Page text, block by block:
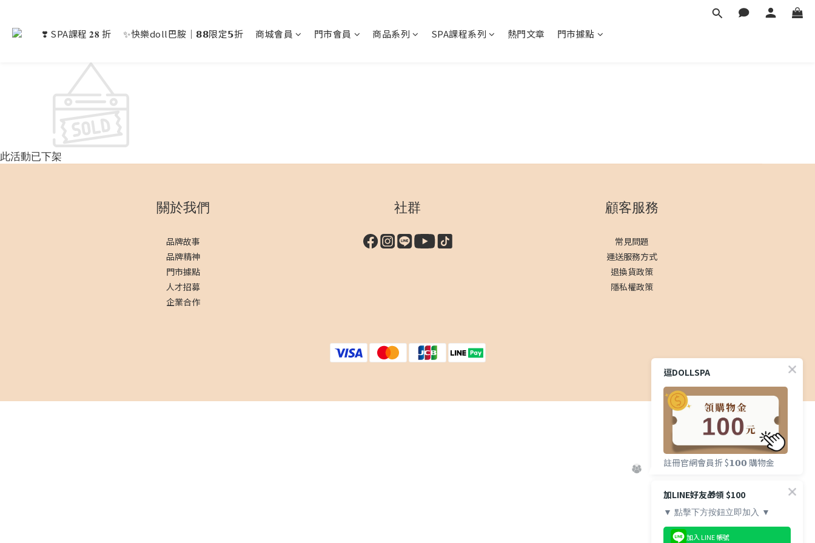
❣️ SPA課程 𝟐𝟖 折 ✨快樂doll巴胺｜𝟴𝟴限定𝟱折 商城會員 門市會員 商品系列 SPA課程系列 熱門文章 門市據點
此活動已下架
關於我們
品牌故事
品牌精神
門市據點
人才招募
企業合作
社群 顧客服務
常見問題
運送服務方式
退換貨政策
隱私權政策
逗DOLLSPA
註冊官網會員折 $𝟭𝟬𝟬 購物金
加LINE好友🎁領 $100
▼ 點擊下方按鈕立即加入 ▼
加入 LINE 帳號